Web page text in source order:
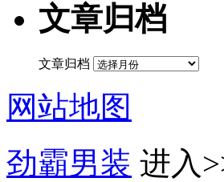
文章归档
文章归档
网站地图
劲霸男装 进入